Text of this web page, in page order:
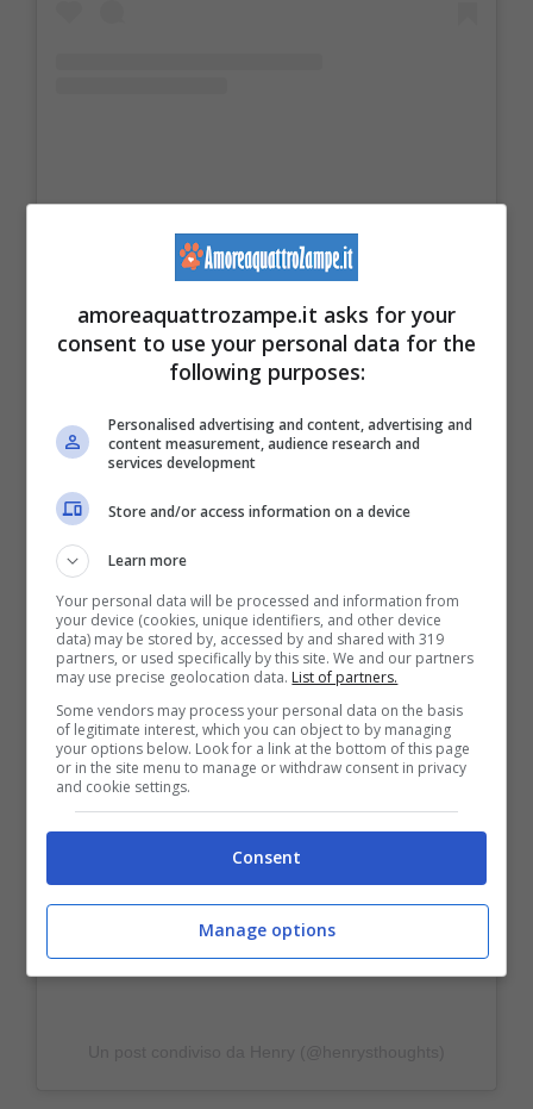
Visualizza questo post su Instagram
amoreaquattrozampe.it asks for your
consent to use your personal data for the
following purposes:
Personalised advertising and content, advertising and
content measurement, audience research and
services development
Store and/or access information on a device
Learn more
Your personal data will be processed and information from
your device (cookies, unique identifiers, and other device
data) may be stored by, accessed by and shared with 319
partners, or used specifically by this site. We and our partners
may use precise geolocation data. List of partners.
Some vendors may process your personal data on the basis
of legitimate interest, which you can object to by managing
your options below. Look for a link at the bottom of this page
or in the site menu to manage or withdraw consent in privacy
and cookie settings.
Consent
Manage options